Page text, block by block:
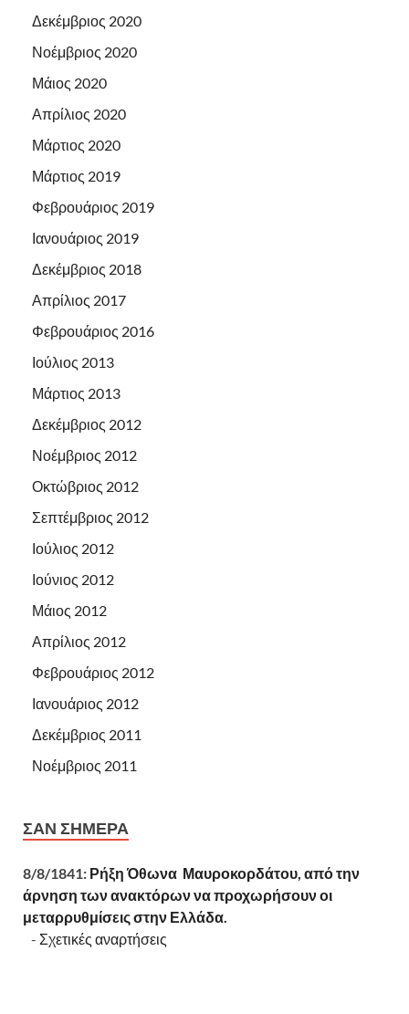
Δεκέμβριος 2020
Νοέμβριος 2020
Μάιος 2020
Απρίλιος 2020
Μάρτιος 2020
Μάρτιος 2019
Φεβρουάριος 2019
Ιανουάριος 2019
Δεκέμβριος 2018
Απρίλιος 2017
Φεβρουάριος 2016
Ιούλιος 2013
Μάρτιος 2013
Δεκέμβριος 2012
Νοέμβριος 2012
Οκτώβριος 2012
Σεπτέμβριος 2012
Ιούλιος 2012
Ιούνιος 2012
Μάιος 2012
Απρίλιος 2012
Φεβρουάριος 2012
Ιανουάριος 2012
Δεκέμβριος 2011
Νοέμβριος 2011
ΣΑΝ ΣΉΜΕΡΑ
8/8/1841: Ρήξη Όθωνα  Μαυροκορδάτου, από την
άρνηση των ανακτόρων να προχωρήσουν οι
μεταρρυθμίσεις στην Ελλάδα.
- Σχετικές αναρτήσεις